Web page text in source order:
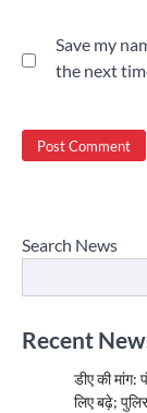
Save my
the next
Search News
Recent
डीए की मांग:
लिए बढ़े;